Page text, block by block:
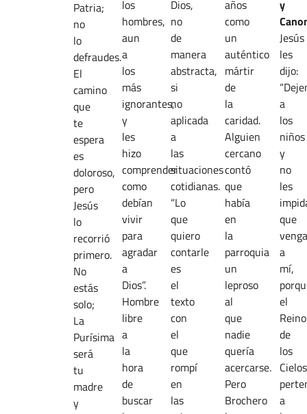
Patria;
no
lo
defraudes.
El
camino
que
te
espera
es
doloroso,
pero
Jesús
lo
recorrió
primero.
No
estás
solo;
La
Purísima
será
tu
madre
y
los
hombres,
aun
a
los
más
ignorantes,
y
les
hizo
comprender
como
debían
vivir
para
agradar
a
Dios”.
Hombre
libre
a
la
hora
de
buscar
Dios,
no
de
manera
abstracta,
si
no
aplicada
a
las
situaciones
cotidianas.
“Lo
que
quiero
contarle
es
el
texto
con
el
que
rompí
en
las
años
como
un
auténtico
mártir
de
la
caridad.
Alguien
cercano
contó
que
había
en
la
parroquia
un
leproso
al
que
nadie
quería
acercarse.
Pero
Brochero
y
Jesús
les
dijo:
a
los
niños
y
no
les
que
a
mí,
el
Reino
de
los
Cielos
a